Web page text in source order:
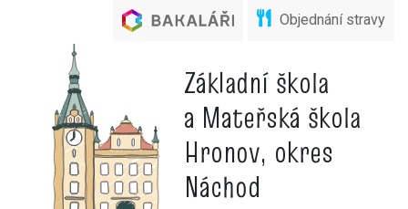
Základní škola
a Mateřská škola
Hronov, okres
Náchod
Objednání stravy